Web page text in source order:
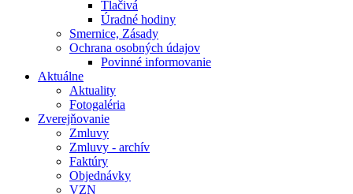
Tlačivá
Úradné hodiny
Smernice, Zásady
Ochrana osobných údajov
Povinné informovanie
Aktuálne
Aktuality
Fotogaléria
Zverejňovanie
Zmluvy
Zmluvy - archív
Faktúry
Objednávky
VZN